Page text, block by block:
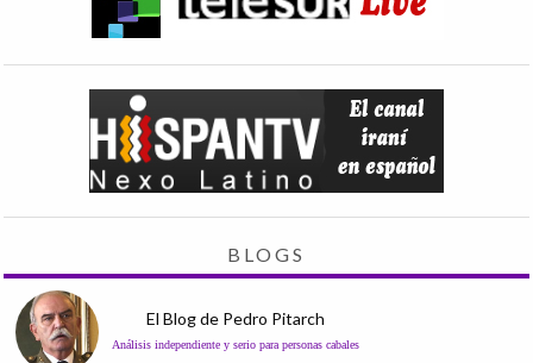
BLOGS
El Blog de Pedro Pitarch
Análisis independiente y serio para personas cabales